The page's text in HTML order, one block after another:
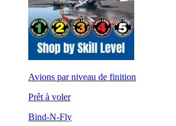
Avions par niveau de finition
Prêt à voler
Bind-N-Fly